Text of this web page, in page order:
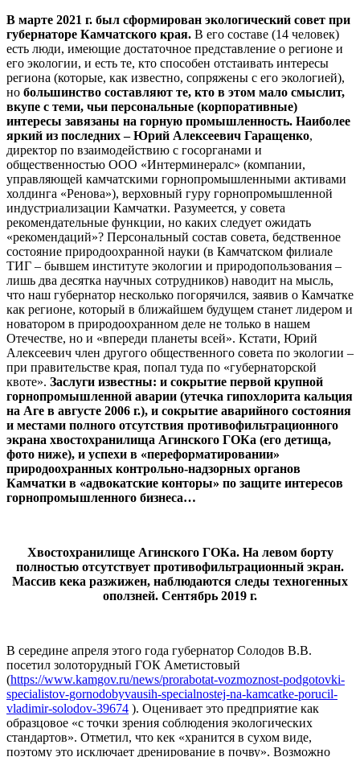
В марте 2021 г. был сформирован экологический совет при
губернаторе Камчатского края. В его составе (14 человек)
есть люди, имеющие достаточное представление о регионе и
его экологии, и есть те, кто способен отстаивать интересы
региона (которые, как известно, сопряжены с его экологией),
но большинство составляют те, кто в этом мало смыслит,
вкупе с теми, чьи персональные (корпоративные)
интересы завязаны на горную промышленность. Наиболее
яркий из последних – Юрий Алексеевич Гаращенко,
директор по взаимодействию с госорганами и
общественностью ООО «Интерминералс» (компании,
управляющей камчатскими горнопромышленными активами
холдинга «Ренова»), верховный гуру горнопромышленной
индустриализации Камчатки. Разумеется, у совета
рекомендательные функции, но каких следует ожидать
«рекомендаций»? Персональный состав совета, бедственное
состояние природоохранной науки (в Камчатском филиале
ТИГ – бывшем институте экологии и природопользования –
лишь два десятка научных сотрудников) наводит на мысль,
что наш губернатор несколько погорячился, заявив о Камчатке
как регионе, который в ближайшем будущем станет лидером и
новатором в природоохранном деле не только в нашем
Отечестве, но и «впереди планеты всей». Кстати, Юрий
Алексеевич член другого общественного совета по экологии –
при правительстве края, попал туда по «губернаторской
квоте». Заслуги известны: и сокрытие первой крупной
горнопромышленной аварии (утечка гипохлорита кальция
на Аге в августе 2006 г.), и сокрытие аварийного состояния
и местами полного отсутствия противофильтрационного
экрана хвостохранилища Агинского ГОКа (его детища,
фото ниже), и успехи в «переформатировании»
природоохранных контрольно-надзорных органов
Камчатки в «адвокатские конторы» по защите интересов
горнопромышленного бизнеса…
Хвостохранилище Агинского ГОКа. На левом борту
полностью отсутствует противофильтрационный экран.
Массив кека разжижен, наблюдаются следы техногенных
оползней. Сентябрь 2019 г.
В середине апреля этого года губернатор Солодов В.В.
посетил золоторудный ГОК Аметистовый
(https://www.kamgov.ru/news/prorabotat-vozmoznost-podgotovki-
specialistov-gornodobyvausih-specialnostej-na-kamcatke-porucil-
vladimir-solodov-39674 ). Оценивает это предприятие как
образцовое «с точки зрения соблюдения экологических
стандартов». Отметил, что кек «хранится в сухом виде,
поэтому это исключает дренирование в почву». Возможно